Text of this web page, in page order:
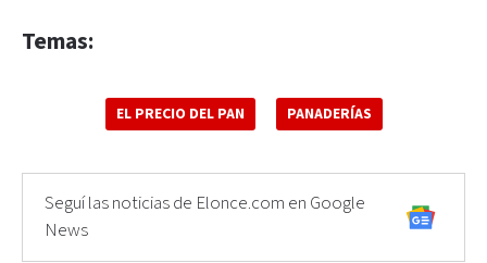
Temas:
EL PRECIO DEL PAN PANADERÍAS
Seguí las noticias de Elonce.com en Google
News